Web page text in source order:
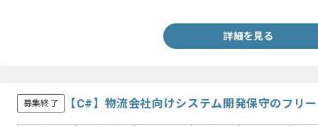
詳細を見る
募集終了 【C#】物流会社向けシステム開発保守のフリ